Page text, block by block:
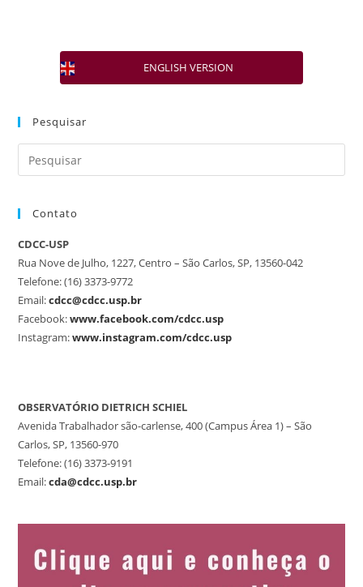
ENGLISH VERSION
Pesquisar
Contato
CDCC-USP
Rua Nove de Julho, 1227, Centro – São Carlos, SP, 13560-042
Telefone: (16) 3373-9772
Email:cdcc@cdcc.usp.br
Facebook:www.facebook.com/cdcc.usp
Instagram:www.instagram.com/cdcc.usp
OBSERVATÓRIO DIETRICH SCHIEL
Avenida Trabalhador são-carlense, 400 (Campus Área 1) – São
Carlos, SP, 13560-970
Telefone: (16) 3373-9191
Email:cda@cdcc.usp.br